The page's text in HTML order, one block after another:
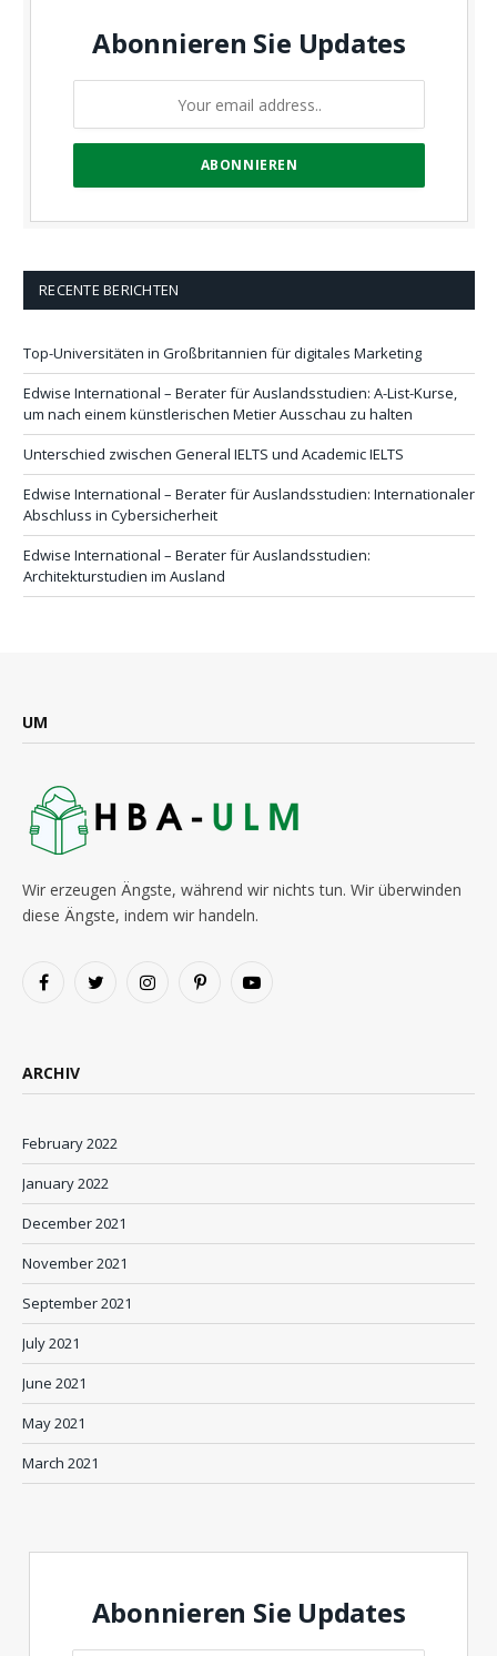
Abonnieren Sie Updates
RECENTE BERICHTEN
Top-Universitäten in Großbritannien für digitales Marketing
Edwise International – Berater für Auslandsstudien: A-List-Kurse,
um nach einem künstlerischen Metier Ausschau zu halten
Unterschied zwischen General IELTS und Academic IELTS
Edwise International – Berater für Auslandsstudien: Internationaler
Abschluss in Cybersicherheit
Edwise International – Berater für Auslandsstudien:
Architekturstudien im Ausland
UM
Wir erzeugen Ängste, während wir nichts tun. Wir überwinden
diese Ängste, indem wir handeln.
FacebookTwitter InstagramPinterestYouTube
ARCHIV
February 2022
January 2022
December 2021
November 2021
September 2021
July 2021
June 2021
May 2021
March 2021
Abonnieren Sie Updates